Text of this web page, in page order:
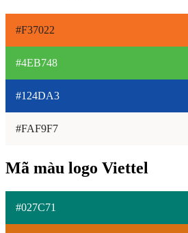
#F37022
#4EB748
#124DA3
#FAF9F7
Mã màu logo Viettel
#027C71